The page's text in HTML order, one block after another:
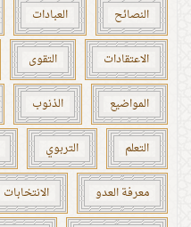
النصائح العبادات
الاعتقادات التقوى
المواضيع الذنوب
التعلم التربوي
معرفة العدو الانتخابات